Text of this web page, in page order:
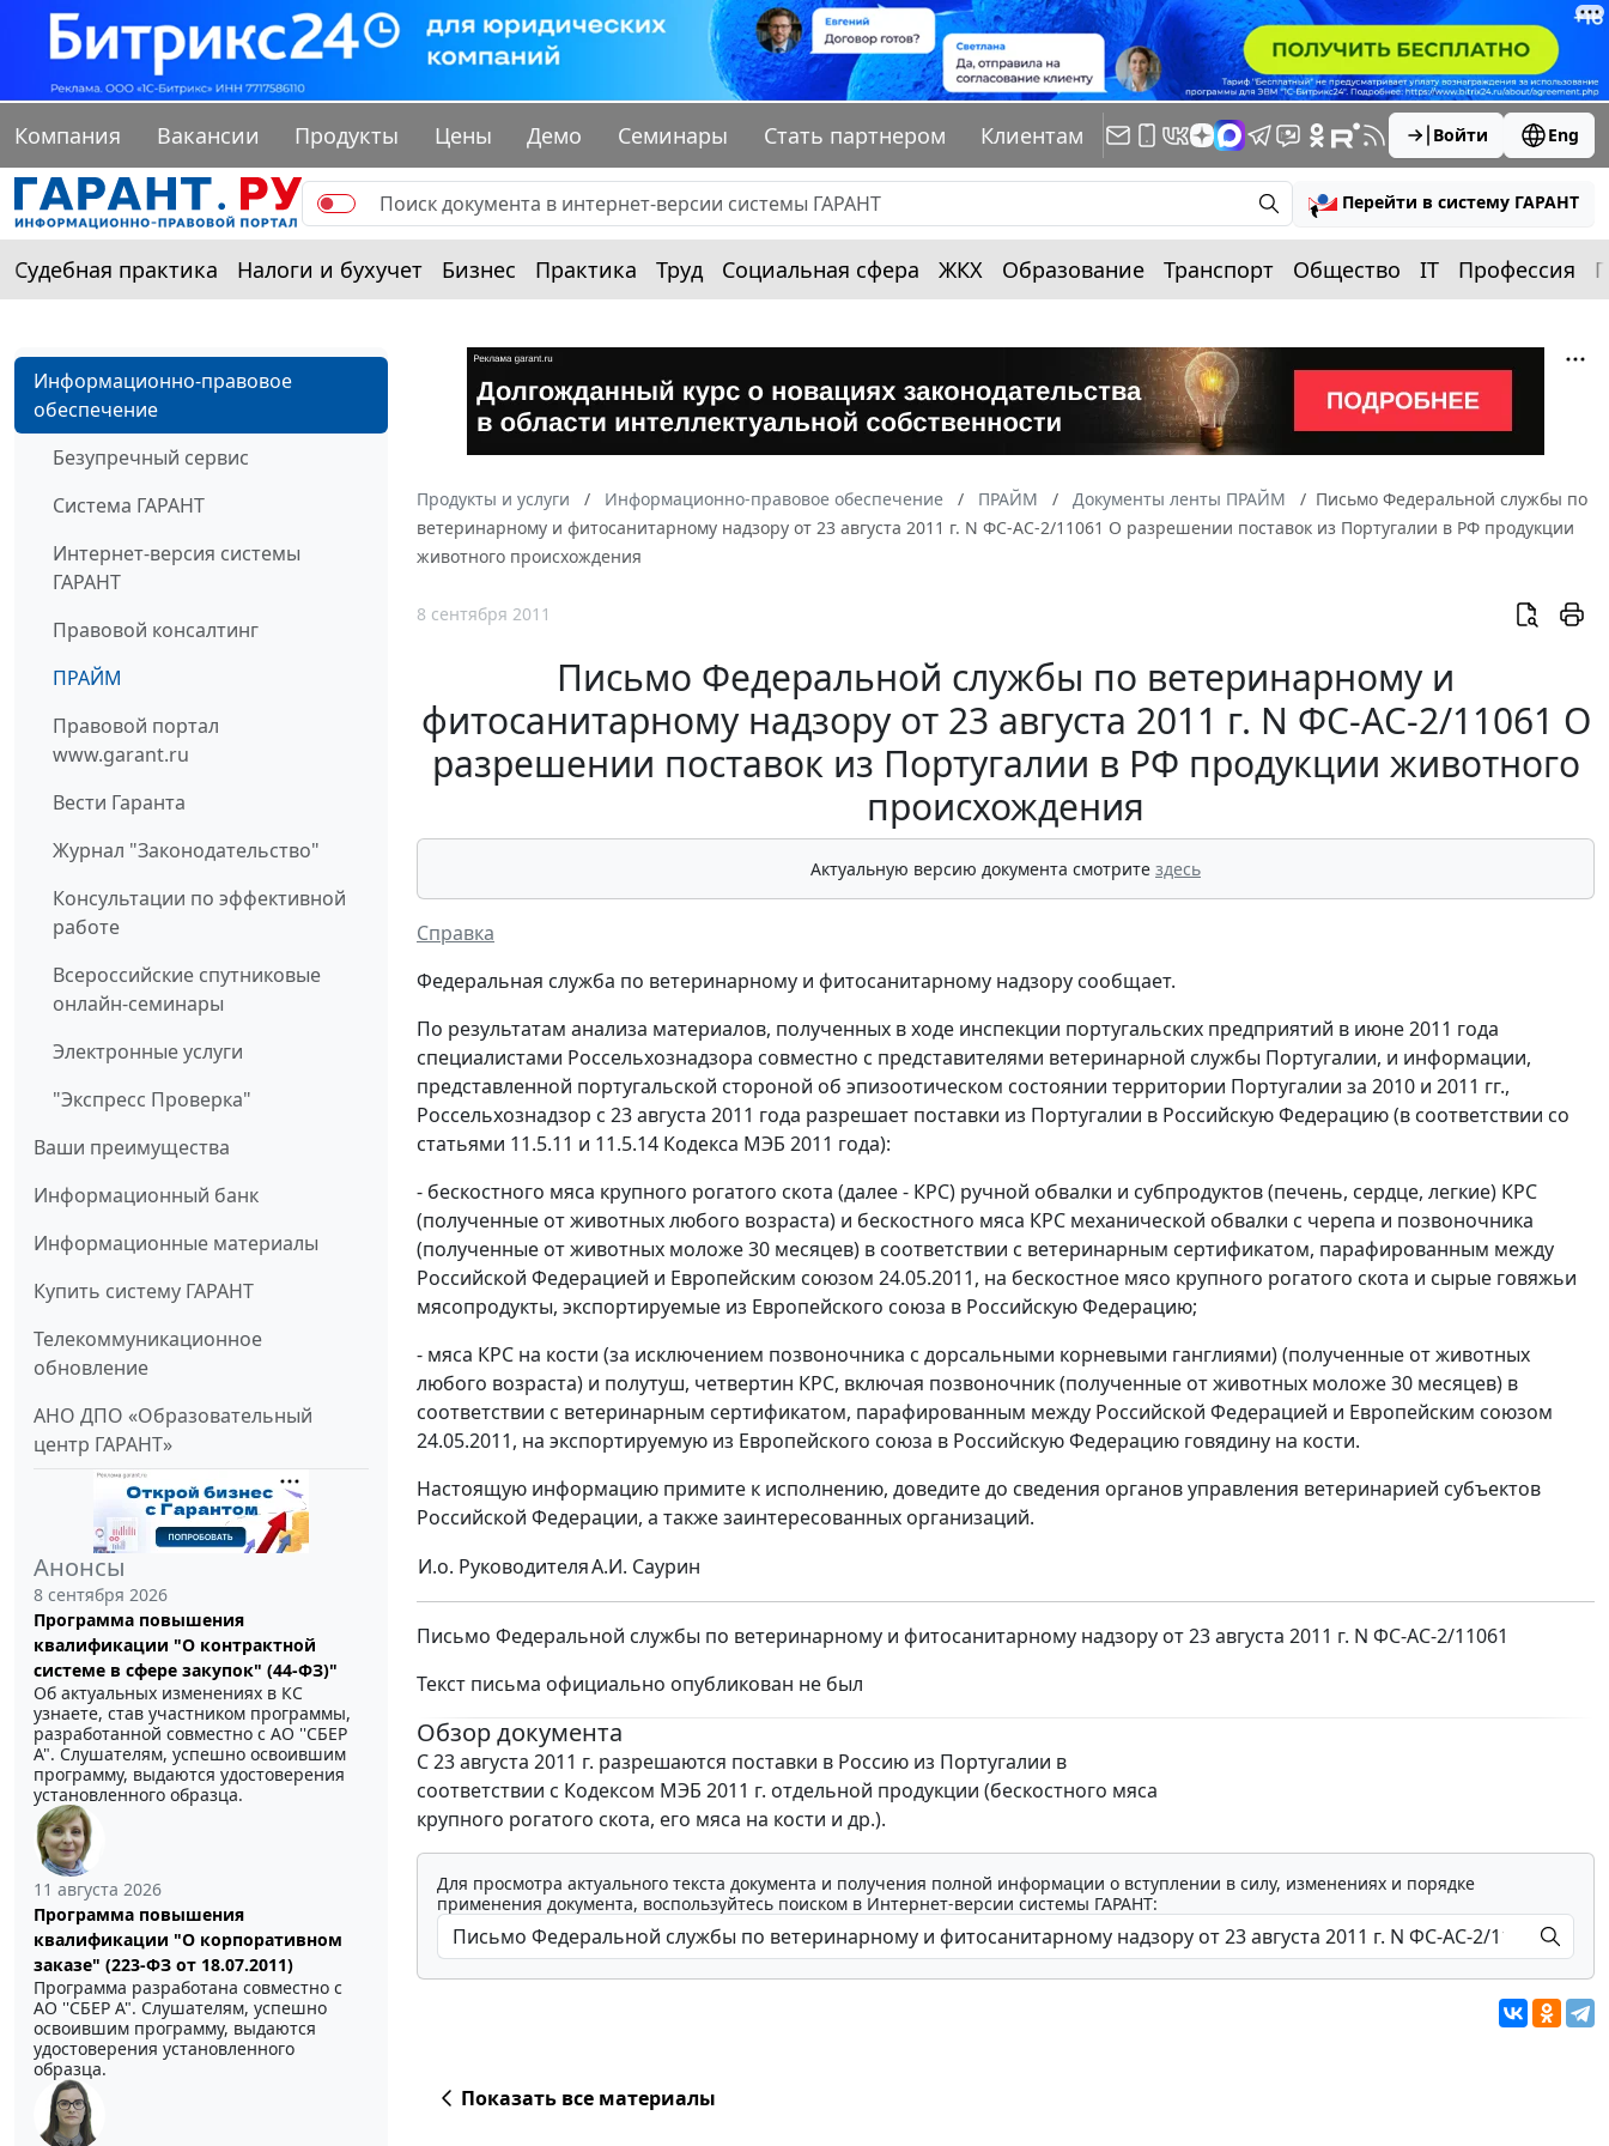
Компания Вакансии Продукты Цены Демо Семинары Стать партнером Клиентам Войти Eng
Перейти в систему ГАРАНТ
Судебная практика Налоги и бухучет Бизнес Практика Труд Социальная сфера ЖКХ Образование Транспорт Общество IT Профессия
Информационно-правовое
обеспечение
Безупречный сервис
Система ГАРАНТ
Интернет-версия системы
ГАРАНТ
Правовой консалтинг
ПРАЙМ
Правовой портал
www.garant.ru
Вести Гаранта
Журнал "Законодательство"
Консультации по эффективной
работе
Всероссийские спутниковые
онлайн-семинары
Электронные услуги
"Экспресс Проверка"
Ваши преимущества
Информационный банк
Информационные материалы
Купить систему ГАРАНТ
Телекоммуникационное
обновление
АНО ДПО «Образовательный
центр ГАРАНТ»
Анонсы
8 сентября 2026
Программа повышения
квалификации "О контрактной
системе в сфере закупок" (44-ФЗ)"
Об актуальных изменениях в КС
узнаете, став участником программы,
разработанной совместно с АО ''СБЕР
А". Слушателям, успешно освоившим
программу, выдаются удостоверения
установленного образца.
11 августа 2026
Программа повышения
квалификации "О корпоративном
заказе" (223-ФЗ от 18.07.2011)
Программа разработана совместно с
АО ''СБЕР А". Слушателям, успешно
освоившим программу, выдаются
удостоверения установленного
образца.
Продукты и услуги Информационно-правовое обеспечение ПРАЙМ Документы ленты ПРАЙМ
Письмо Федеральной службы по
ветеринарному и фитосанитарному надзору от 23 августа 2011 г. N ФС-АС-2/11061 О разрешении поставок из Португалии в РФ продукции
животного происхождения
8 сентября 2011
Письмо Федеральной службы по ветеринарному и
фитосанитарному надзору от 23 августа 2011 г. N ФС-АС-2/11061 О
разрешении поставок из Португалии в РФ продукции животного
происхождения
Актуальную версию документа смотрите здесь
Справка
Федеральная служба по ветеринарному и фитосанитарному надзору сообщает.
По результатам анализа материалов, полученных в ходе инспекции португальских предприятий в июне 2011 года
специалистами Россельхознадзора совместно с представителями ветеринарной службы Португалии, и информации,
представленной португальской стороной об эпизоотическом состоянии территории Португалии за 2010 и 2011 гг.,
Россельхознадзор с 23 августа 2011 года разрешает поставки из Португалии в Российскую Федерацию (в соответствии со
статьями 11.5.11 и 11.5.14 Кодекса МЭБ 2011 года):
- бескостного мяса крупного рогатого скота (далее - КРС) ручной обвалки и субпродуктов (печень, сердце, легкие) КРС
(полученные от животных любого возраста) и бескостного мяса КРС механической обвалки с черепа и позвоночника
(полученные от животных моложе 30 месяцев) в соответствии с ветеринарным сертификатом, парафированным между
Российской Федерацией и Европейским союзом 24.05.2011, на бескостное мясо крупного рогатого скота и сырые говяжьи
мясопродукты, экспортируемые из Европейского союза в Российскую Федерацию;
- мяса КРС на кости (за исключением позвоночника с дорсальными корневыми ганглиями) (полученные от животных
любого возраста) и полутуш, четвертин КРС, включая позвоночник (полученные от животных моложе 30 месяцев) в
соответствии с ветеринарным сертификатом, парафированным между Российской Федерацией и Европейским союзом
24.05.2011, на экспортируемую из Европейского союза в Российскую Федерацию говядину на кости.
Настоящую информацию примите к исполнению, доведите до сведения органов управления ветеринарией субъектов
Российской Федерации, а также заинтересованных организаций.
И.о. РуководителяА.И. Саурин
Письмо Федеральной службы по ветеринарному и фитосанитарному надзору от 23 августа 2011 г. N ФС-АС-2/11061
Текст письма официально опубликован не был
Обзор документа
С 23 августа 2011 г. разрешаются поставки в Россию из Португалии в
соответствии с Кодексом МЭБ 2011 г. отдельной продукции (бескостного мяса
крупного рогатого скота, его мяса на кости и др.).
Для просмотра актуального текста документа и получения полной информации о вступлении в силу, изменениях и порядке
применения документа, воспользуйтесь поиском в Интернет-версии системы ГАРАНТ:
Показать все материалы